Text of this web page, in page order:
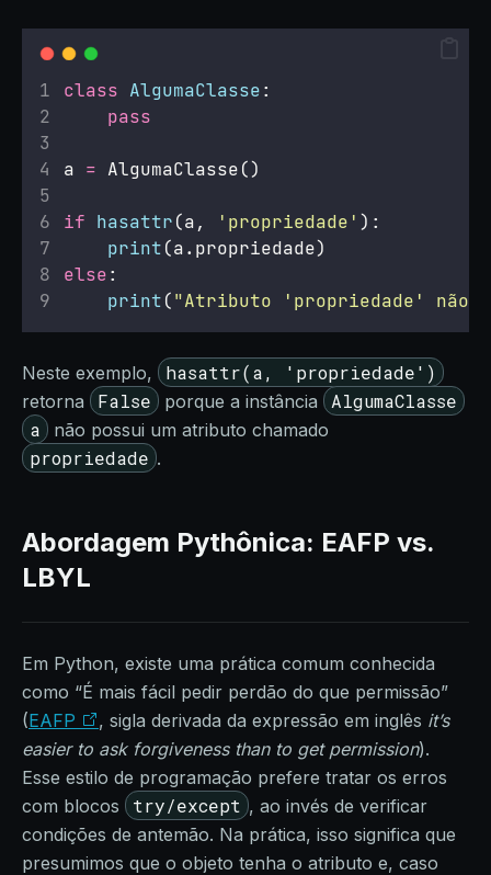
class AlgumaClasse:
pass
a = AlgumaClasse()
if hasattr(a, ' propriedade ' ):
print(a.propriedade)
else:
print("Atributo 'propriedade' não
Neste exemplo, hasattr(a, 'propriedade')
retorna False porque a instância
AlgumaClasse
a
não possui um atributo chamado
propriedade .
Abordagem Pythônica: EAFP vs.
LBYL
Em Python, existe uma prática comum conhecida
como “É mais fácil pedir perdão do que permissão”
(EAFP , sigla derivada da expressão em inglês it’s
easier to ask forgiveness than to get permission).
Esse estilo de programação prefere tratar os erros
com blocos
try/except , ao invés de verificar
condições de antemão. Na prática, isso significa que
presumimos que o objeto tenha o atributo e, caso